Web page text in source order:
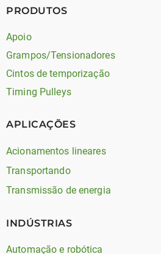
PRODUTOS
Apoio
Grampos/Tensionadores
Cintos de temporização
Timing Pulleys
APLICAÇÕES
Acionamentos lineares
Transportando
Transmissão de energia
INDÚSTRIAS
Automação e robótica